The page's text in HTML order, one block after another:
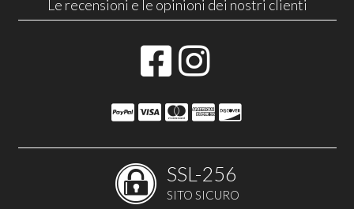
Le recensioni e le opinioni dei nostri clienti
SSL-256
SITO SICURO